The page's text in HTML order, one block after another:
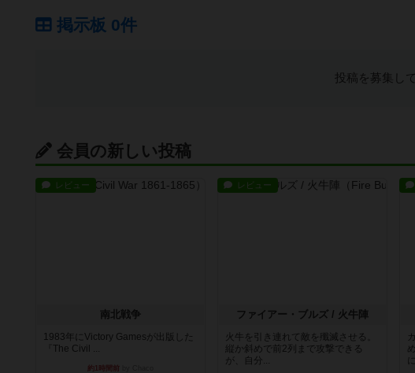
掲示板 0件
投稿を募集し
会員の新しい投稿
レビュー
南北戦争
1983年にVictory Gamesが出版した
『The Civil ...
約1時間前
レビュー
ファイアー・ブルズ / 火牛陣
火牛を引き連れて敵を殲滅させる。
縦か斜めで前2列まで攻撃できる
が、自分...